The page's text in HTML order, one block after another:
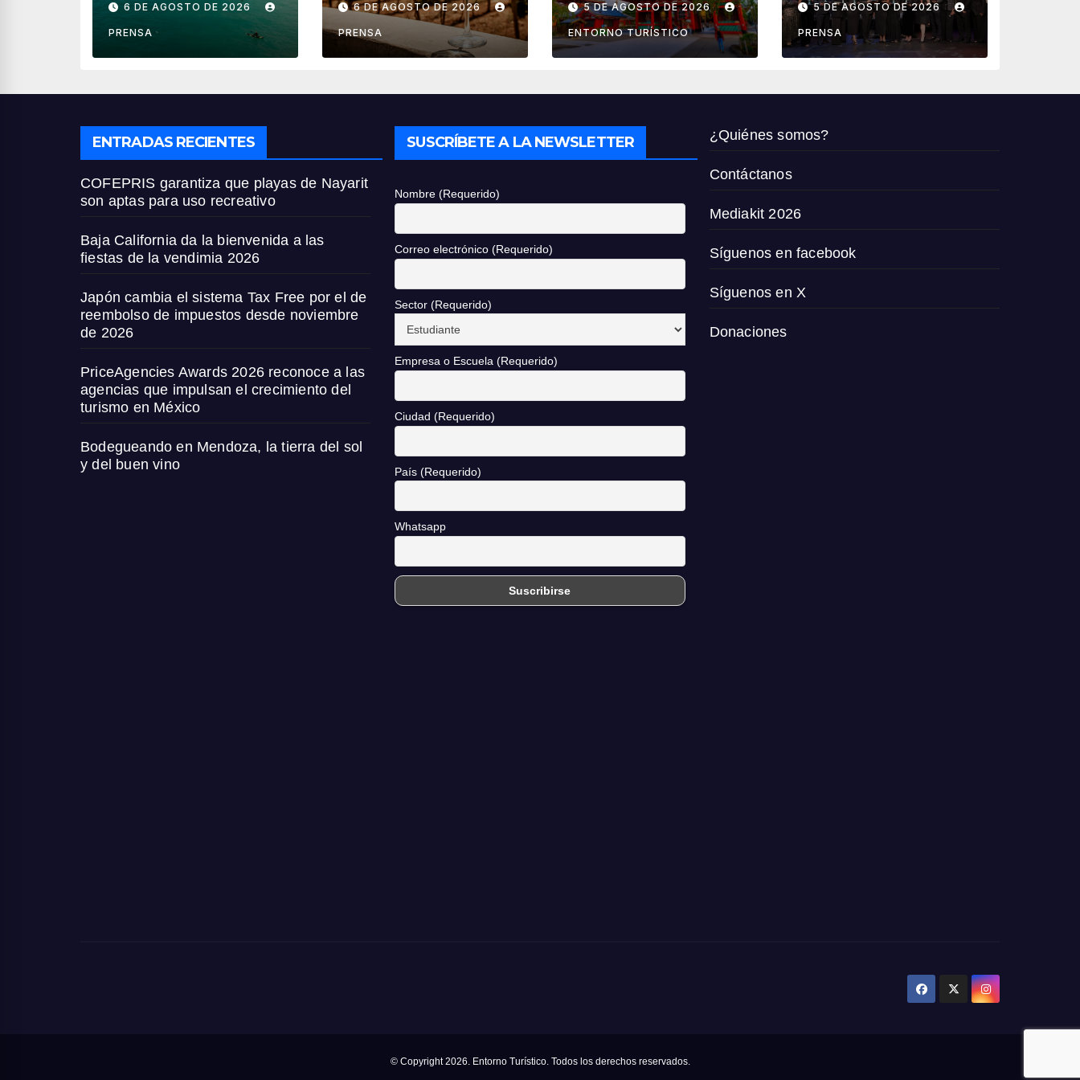
son aptas para
uso recreativo
6 DE AGOSTO DE 2026
PRENSA
vendimia 2026
6 DE AGOSTO DE 2026
PRENSA
reembolso de
impuestos desde
noviembre de
5 DE AGOSTO DE 2026
ENTORNO TURÍSTICO
agencias que
impulsan el
crecimiento del
México
5 DE AGOSTO DE 2026
PRENSA
ENTRADAS RECIENTES
COFEPRIS garantiza que playas de Nayarit
son aptas para uso recreativo
Baja California da la bienvenida a las
fiestas de la vendimia 2026
Japón cambia el sistema Tax Free por el de
reembolso de impuestos desde noviembre
de 2026
PriceAgencies Awards 2026 reconoce a las
agencias que impulsan el crecimiento del
turismo en México
Bodegueando en Mendoza, la tierra del sol
y del buen vino
SUSCRÍBETE A LA NEWSLETTER
Nombre (Requerido)
Correo electrónico (Requerido)
Sector (Requerido)
Empresa o Escuela (Requerido)
Ciudad (Requerido)
País (Requerido)
Whatsapp
¿Quiénes somos?
Contáctanos
Mediakit 2026
Síguenos en facebook
Síguenos en X
Donaciones